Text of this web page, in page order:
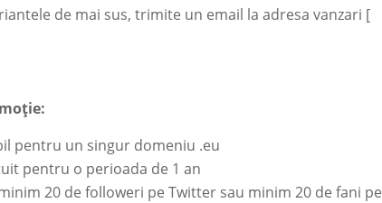
de mai sus, trimite un email la adresa vanzari [
pentru un singur domeniu .eu
pentru o perioada de 1 an
20 de followeri pe Twitter sau minim 20 de fani pe